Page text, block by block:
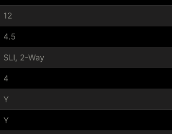
12
4.5
SLI, 2-Way
4
Y
Y